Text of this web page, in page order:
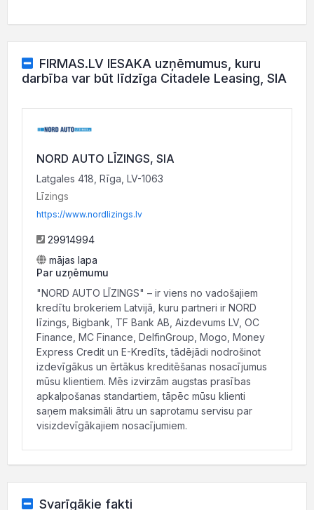
FIRMAS.LV IESAKA uzņēmumus, kuru
darbība var būt līdzīga Citadele Leasing, SIA
NORD AUTO LĪZINGS, SIA
Latgales 418, Rīga, LV-1063
Līzings
https://www.nordlizings.lv
29914994
mājas lapa
Par uzņēmumu
"NORD AUTO LĪZINGS" – ir viens no vadošajiem
kredītu brokeriem Latvijā, kuru partneri ir NORD
līzings, Bigbank, TF Bank AB, Aizdevums LV, OC
Finance, MC Finance, DelfinGroup, Mogo, Money
Express Credit un E-Kredīts, tādējādi nodrošinot
izdevīgākus un ērtākus kreditēšanas nosacījumus
mūsu klientiem. Mēs izvirzām augstas prasības
apkalpošanas standartiem, tāpēc mūsu klienti
saņem maksimāli ātru un saprotamu servisu par
visizdevīgākajiem nosacījumiem.
Svarīgākie fakti